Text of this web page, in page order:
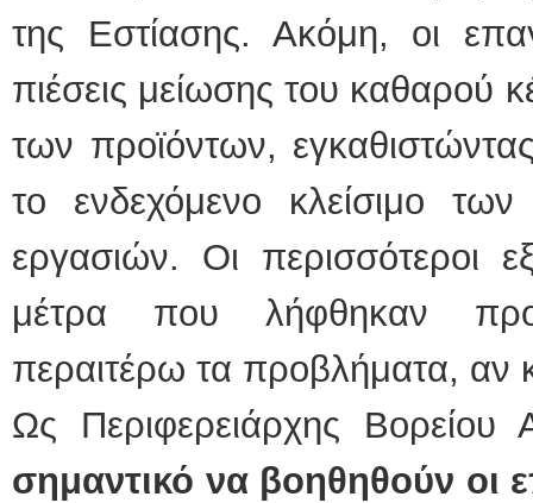
της Εστίασης. Ακόμη, οι
πιέσεις μείωσης του καθαρού
των προϊόντων,
το ενδεχόμενο κλείσιμο
εργασιών. Οι περισσότεροι
μέτρα που λήφθηκαν
περαιτέρω τα προβλήματα, αν
Ως Περιφερειάρχης Βορείου
σημαντικό να βοηθηθούν οι